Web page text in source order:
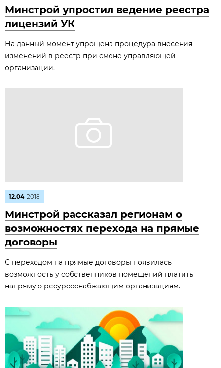
Минстрой упростил ведение реестра
лицензий УК
На данный момент упрощена процедура внесения
изменений в реестр при смене управляющей
организации.
12.04 2018
Минстрой рассказал регионам о
возможностях перехода на прямые
договоры
С переходом на прямые договоры появилась
возможность у собственников помещений платить
напрямую ресурсоснабжающим организациям.